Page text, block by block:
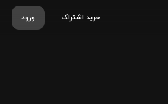
ورود خرید اشتراک